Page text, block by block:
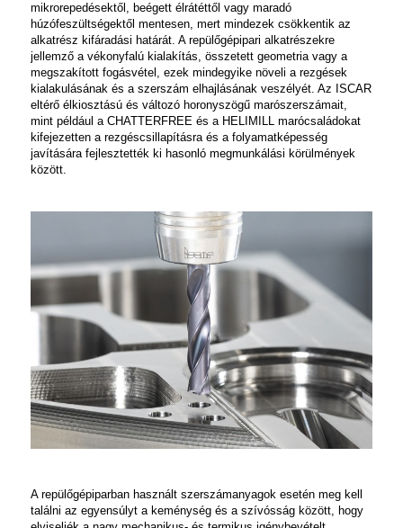
mikrorepedésektől, beégett élrátéttől vagy maradó
húzófeszültségektől mentesen, mert mindezek csökkentik az
alkatrész kifáradási határát. A repülőgépipari alkatrészekre
jellemző a vékonyfalú kialakítás, összetett geometria vagy a
megszakított fogásvétel, ezek mindegyike növeli a rezgések
kialakulásának és a szerszám elhajlásának veszélyét. Az ISCAR
eltérő élkiosztású és változó horonyszögű marószerszámait,
mint például a CHATTERFREEés a HELIMILLmarócsaládokat
kifejezetten a rezgéscsillapításra és a folyamatképesség
javítására fejlesztették ki hasonló megmunkálási körülmények
között.
A repülőgépiparban használt szerszámanyagok esetén meg kell
találni az egyensúlyt a keménység és a szívósság között, hogy